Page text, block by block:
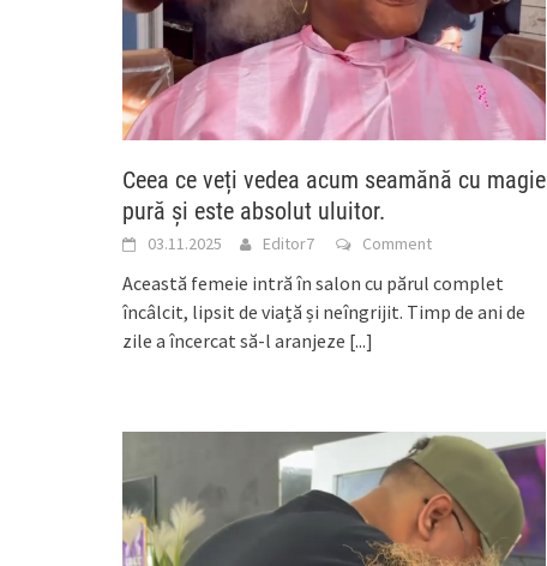
Ceea ce veți vedea acum seamănă cu magie
pură și este absolut uluitor.
03.11.2025 Editor7 Comment
Această femeie intră în salon cu părul complet
încâlcit, lipsit de viață și neîngrijit. Timp de ani de
zile a încercat să-l aranjeze [...]